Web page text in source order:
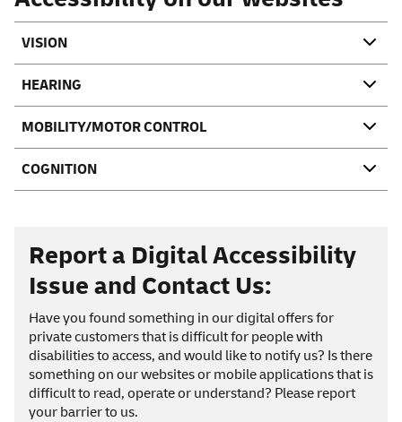
VISION
HEARING
MOBILITY/MOTOR CONTROL
COGNITION
Report a Digital Accessibility
Issue and Contact Us:
Have you found something in our digital offers for
private customers that is difficult for people with
disabilities to access, and would like to notify us? Is there
something on our websites or mobile applications that is
difficult to read, operate or understand? Please report
your barrierto us.